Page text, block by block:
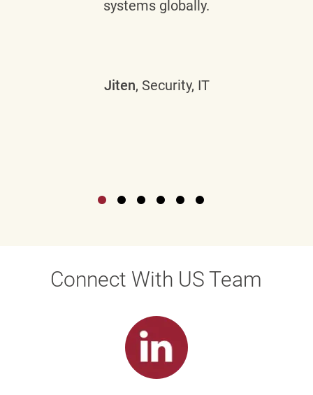
systems globally.
Jiten, Security, IT
Connect With US Team